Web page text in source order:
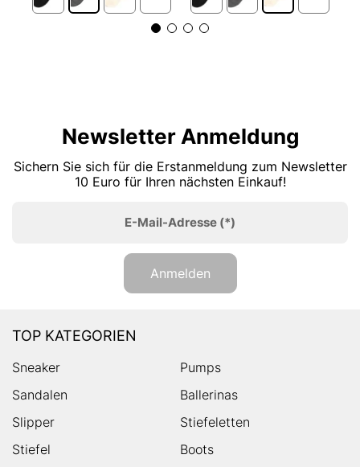
Newsletter Anmeldung
Sichern Sie sich für die Erstanmeldung zum Newsletter
10 Euro für Ihren nächsten Einkauf!
E-Mail-Adresse (*)
Anmelden
TOP KATEGORIEN
Sneaker
Pumps
Sandalen
Ballerinas
Slipper
Stiefeletten
Stiefel
Boots